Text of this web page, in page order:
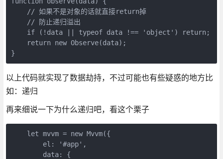
    // 如果不是对象的话就直接return掉
    // 防止递归溢出
    if (!data || typeof data !== 'object') return;
    return new Observe(data);
以上代码就实现了数据劫持，不过可能也有些疑惑的地方比
如：递归
再来细说一下为什么递归吧，看这个栗子
    let mvvm = new Mvvm({
        el: '#app',
        data: {